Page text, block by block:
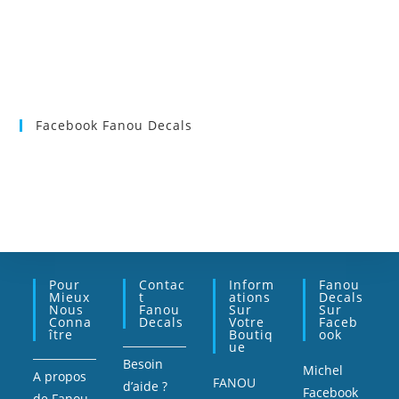
Facebook Fanou Decals
Pour
Mieux
Nous
Conna
Ître
A propos
Contac
T
Fanou
Decals
Besoin
d’aide ?
Inform
Ations
Sur
Votre
Boutiq
Ue
FANOU
Fanou
Decals
Sur
Faceb
Ook
Michel
Facebook